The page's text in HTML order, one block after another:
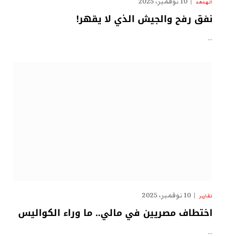
الهدهد
نفق رفح والجيش الذي لا يقهر!
…
تقارير 10 نوفمبر، 2025
اختطاف مصريين في مالي.. ما وراء الكواليس
…